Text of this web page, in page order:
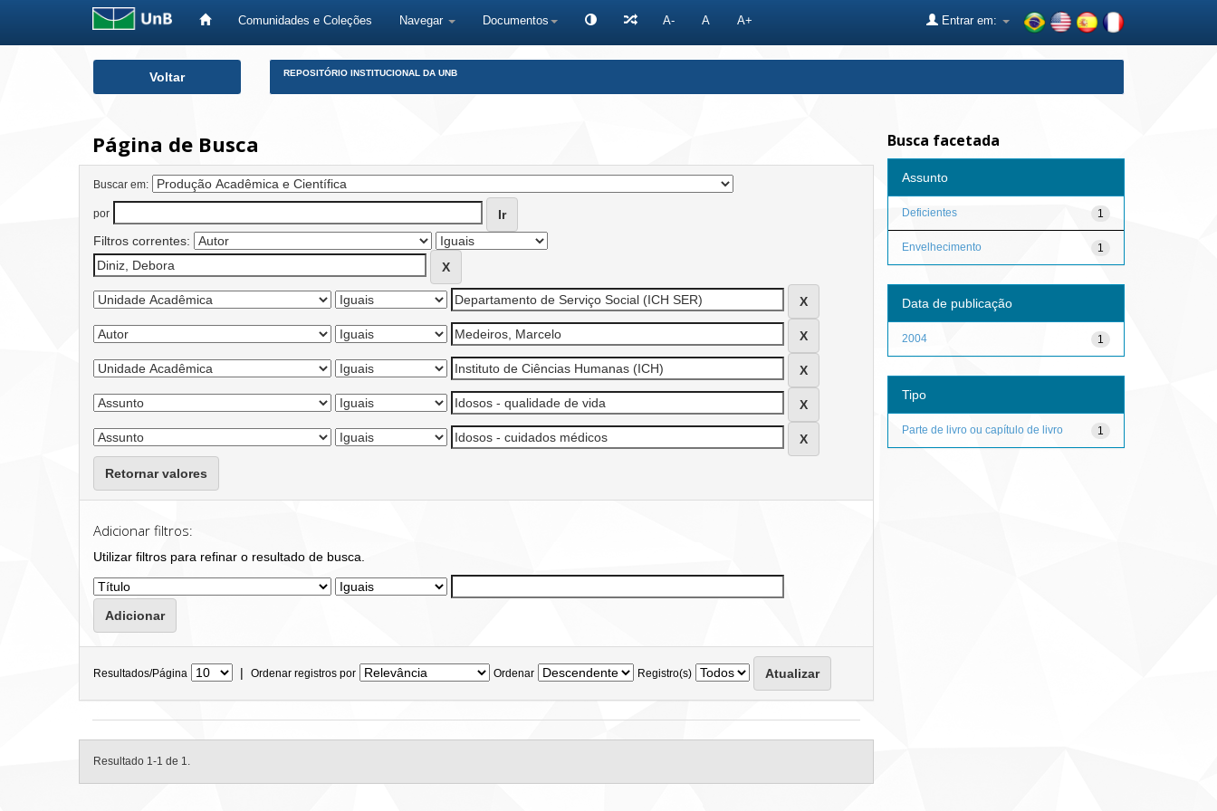
Comunidades e Coleções Navegar Documentos A- A A+ Entrar em:
Voltar REPOSITÓRIO INSTITUCIONAL DA UNB
Página de Busca
Buscar em:
por
Filtros correntes:
Retornar valores
Adicionar filtros:
Utilizar filtros para refinar o resultado de busca.
Resultados/Página | Ordenar registros por Ordenar Registro(s)
Resultado 1-1 de 1.
Busca facetada
Assunto
1
Deficientes
1
Envelhecimento
Data de publicação
1
2004
Tipo
1
Parte de livro ou capítulo de livro